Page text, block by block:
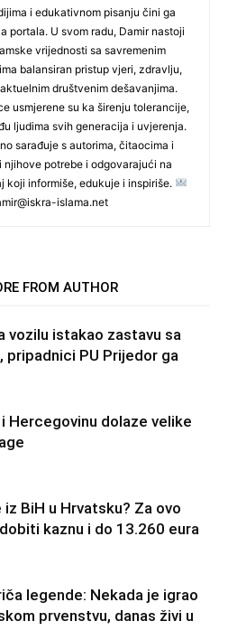
i edukativnom pisanju čini ga
portala. U svom radu, Damir nastoji
vrijednosti sa savremenim
balansiran pristup vjeri, zdravlju,
društvenim dešavanjima.
usmjerene su ka širenju tolerancije,
ljudima svih generacija i uvjerenja.
sarađuje s autorima, čitaocima i
potrebe i odgovarajući na
koji informiše, edukuje i inspiriše.
islama.net
FROM AUTHOR
vozilu istakao zastavu sa
pripadnici PU Prijedor ga
i Hercegovinu dolaze velike
BiH u Hrvatsku? Za ovo
kaznu i do 13.260 eura
legende: Nekada je igrao
prvenstvu, danas živi u